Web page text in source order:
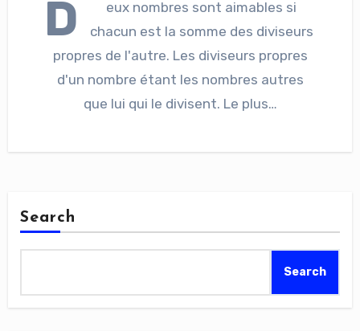
D
eux nombres sont aimables si
chacun est la somme des diviseurs
propres de l'autre. Les diviseurs propres
d'un nombre étant les nombres autres
que lui qui le divisent. Le plus…
Search
Search